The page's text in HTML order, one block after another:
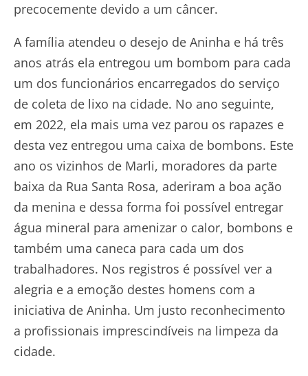
precocemente devido a um câncer.
A família atendeu o desejo de Aninha e há três
anos atrás ela entregou um bombom para cada
um dos funcionários encarregados do serviço
de coleta de lixo na cidade. No ano seguinte,
em 2022, ela mais uma vez parou os rapazes e
desta vez entregou uma caixa de bombons. Este
ano os vizinhos de Marli, moradores da parte
baixa da Rua Santa Rosa, aderiram a boa ação
da menina e dessa forma foi possível entregar
água mineral para amenizar o calor, bombons e
também uma caneca para cada um dos
trabalhadores. Nos registros é possível ver a
alegria e a emoção destes homens com a
iniciativa de Aninha. Um justo reconhecimento
a profissionais imprescindíveis na limpeza da
cidade.